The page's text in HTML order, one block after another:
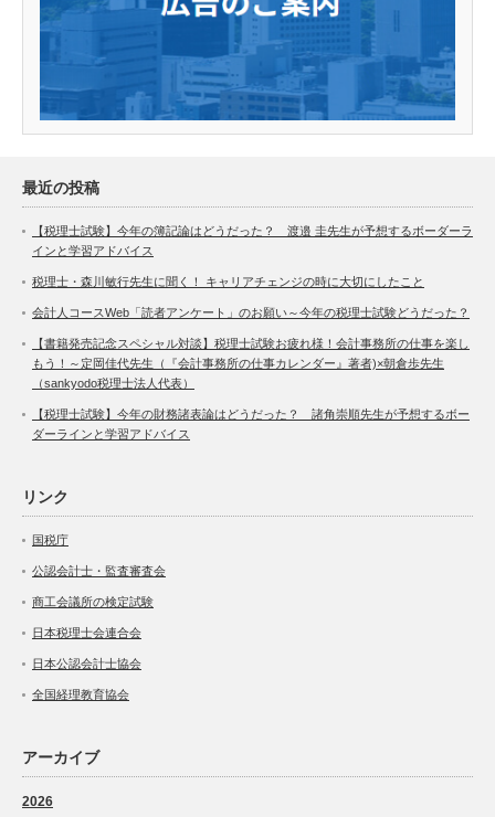
最近の投稿
【税理士試験】今年の簿記論はどうだった？ 渡邉 圭先生が予想するボーダーラ
インと学習アドバイス
税理士・森川敏行先生に聞く！ キャリアチェンジの時に大切にしたこと
会計人コースWeb「読者アンケート」のお願い～今年の税理士試験どうだった？
【書籍発売記念スペシャル対談】税理士試験お疲れ様！会計事務所の仕事を楽し
もう！～定岡佳代先生（『会計事務所の仕事カレンダー』著者)×朝倉歩先生
（sankyodo税理士法人代表）
【税理士試験】今年の財務諸表論はどうだった？ 諸角崇順先生が予想するボー
ダーラインと学習アドバイス
リンク
国税庁
公認会計士・監査審査会
商工会議所の検定試験
日本税理士会連合会
日本公認会計士協会
全国経理教育協会
アーカイブ
2026